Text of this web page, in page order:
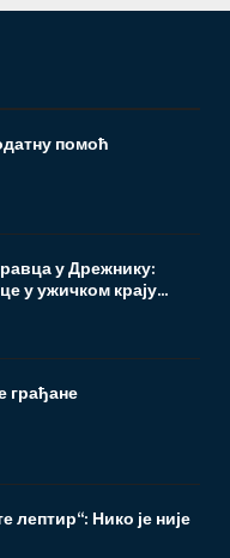
помоћ
у Дрежнику:
у ужичком крају...
грађане
лептир“: Нико је није